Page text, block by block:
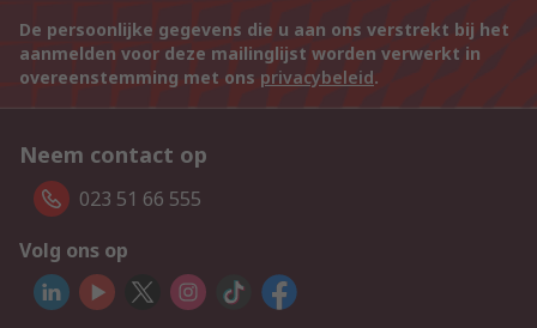
De persoonlijke gegevens die u aan ons verstrekt bij het
aanmelden voor deze mailinglijst worden verwerkt in
overeenstemming met ons privacybeleid.
Neem contact op
023 51 66 555
Volg ons op